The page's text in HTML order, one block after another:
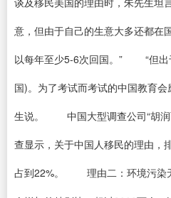
意，但由于自己的生意大多还都在
以每年至少5-6次回国。” “但出
国)。为了考试而考试的中国教育
生说。 中国大型调查公司“胡润
查显示，关于中国人移民的理由，
占到22%。 理由二：环境污